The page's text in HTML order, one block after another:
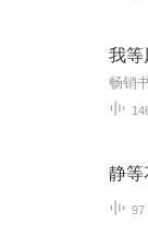
静等
97